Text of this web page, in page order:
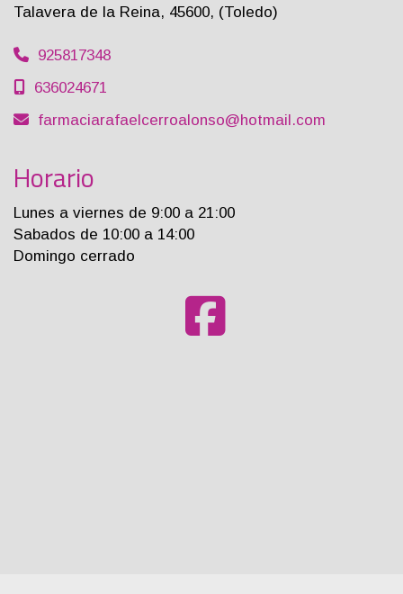
Talavera de la Reina, 45600, (Toledo)
925817348
636024671
farmaciarafaelcerroalonso
hotmail.com
Horario
Lunes a viernes de 9:00 a 21:00
Sabados de 10:00 a 14:00
Domingo cerrado